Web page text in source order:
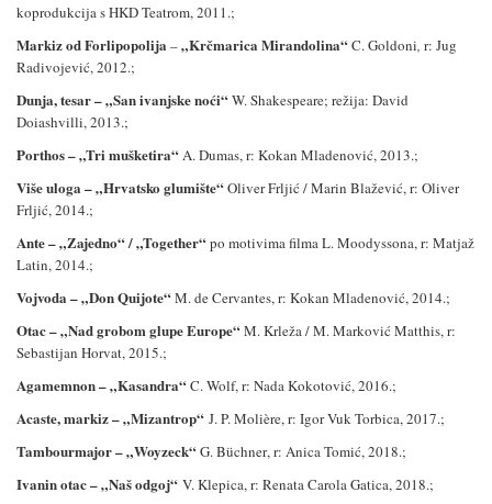
koprodukcija s HKD Teatrom, 2011.;
Markiz od Forlipopolija –„Krčmarica Mirandolina“C. Goldoni r: Jug
Radivojević, 2012.;
Dunja, tesar– „San ivanjske noći“W. Shakespeare; režija: David
Doiashvilli, 2013.;
Porthos – „Tri mušketira“ A. Dumas, r: Kokan Mladenović, 2013.;
Više uloga – „Hrvatsko glumište“Oliver Frljić / Marin Blažević, r: Oliver
Frljić, 2014.;
Ante – „Zajedno“ / „Together“po motivima filma L. Moodyssona, r: Matjaž
Latin, 2014.;
Vojvoda – „Don Quijote“M. de Cervantes, r: Kokan Mladenović, 2014.;
Otac –„Nad grobom glupe Europe“M. Krleža / M. Marković Matthis, r:
Sebastijan Horvat, 2015.;
Agamemnon – „Kasandra“C. Wolf, r: Nada Kokotović, 2016.;
Acaste, markiz –„Mizantrop“ J. P. Molière, r: Igor Vuk Torbica, 2017.;
Tambourmajor –„Woyzeck“G. Büchner, r: Anica Tomić, 2018.;
Ivanin otac –„Naš odgoj“ V. Klepica, r: Renata Carola Gatica, 2018.;